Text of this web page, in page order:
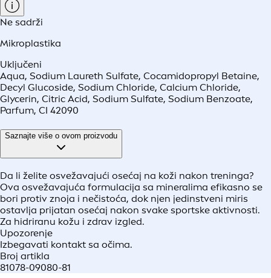
Ne sadrži
Mikroplastika
Uključeni
Aqua, Sodium Laureth Sulfate, Cocamidopropyl Betaine,
Decyl Glucoside, Sodium Chloride, Calcium Chloride,
Glycerin, Citric Acid, Sodium Sulfate, Sodium Benzoate,
Parfum, CI 42090
Saznajte više o ovom proizvodu
Da li želite osvežavajući osećaj na koži nakon treninga?
Ova osvežavajuća formulacija sa mineralima efikasno se
bori protiv znoja i nečistoća, dok njen jedinstveni miris
ostavlja prijatan osećaj nakon svake sportske aktivnosti.
Za hidriranu kožu i zdrav izgled.
Upozorenje
Izbegavati kontakt sa očima.
Broj artikla
81078-09080-81